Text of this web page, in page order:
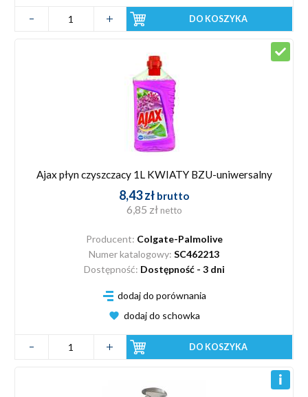
DO KOSZYKA
Ajax płyn czyszczacy 1L KWIATY BZU-uniwersalny
8,43 zł brutto
6,85 zł netto
Producent: Colgate-Palmolive
Numer katalogowy: SC462213
Dostępność: Dostępność - 3 dni
dodaj do porównania
dodaj do schowka
DO KOSZYKA